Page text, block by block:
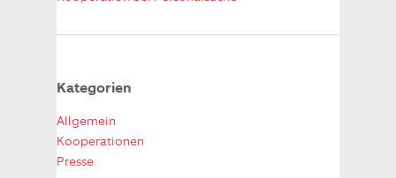
Kategorien
Allgemein
Kooperationen
Presse